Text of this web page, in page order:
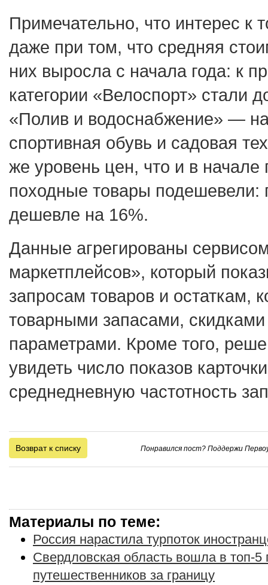
Примечательно, что интерес к
даже при том, что средняя
них выросла с начала года: к
категории «Велоспорт» стали
«Полив и водоснабжение» —
спортивная обувь и садовая
же уровень цен, что и в начале
походные товары подешевели:
дешевле на 16%.
Данные агрегированы
маркетплейсов», который
запросам товаров и остаткам,
товарными запасами,
параметрами. Кроме того,
увидеть число показов
среднедневную частотность
Возврат к списку Понравился пост? Поддержи
Материалы по теме:
Россия нарастила турпоток
Свердловская область вошла в топ-5
путешественников за границу